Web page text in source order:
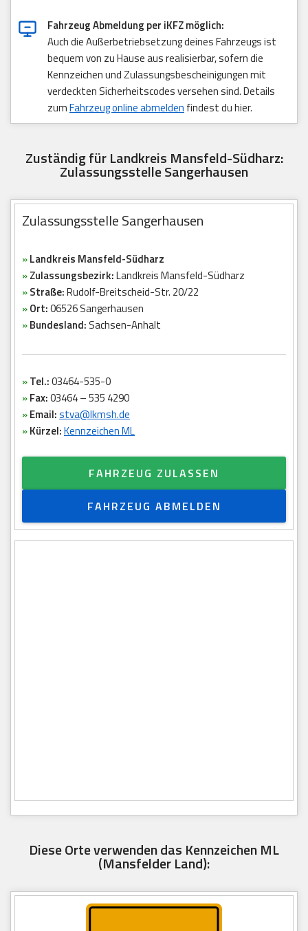
Fahrzeug Abmeldung per iKFZ möglich:
Auch die Außerbetriebsetzung deines Fahrzeugs ist
bequem von zu Hause aus realisierbar, sofern die
Kennzeichen und Zulassungsbescheinigungen mit
verdeckten Sicherheitscodes versehen sind. Details
zumFahrzeug online abmelden findest du hier.
Zuständig für Landkreis Mansfeld-Südharz:
Zulassungsstelle Sangerhausen
Zulassungsstelle Sangerhausen
»Landkreis Mansfeld-Südharz
»Zulassungsbezirk:Landkreis Mansfeld-Südharz
»Straße:Rudolf-Breitscheid-Str. 20/22
»Ort:06526 Sangerhausen
»Bundesland: Sachsen-Anhalt
»Tel.:03464-535-0
»Fax:03464 – 535 4290
»Email:stva@lkmsh.de
»Kürzel:Kennzeichen ML
FAHRZEUG ZULASSEN
FAHRZEUG ABMELDEN
Diese Orte verwenden das Kennzeichen ML
(Mansfelder Land):